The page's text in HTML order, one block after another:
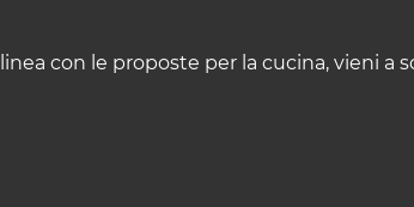
con le proposte per la cucina, vieni